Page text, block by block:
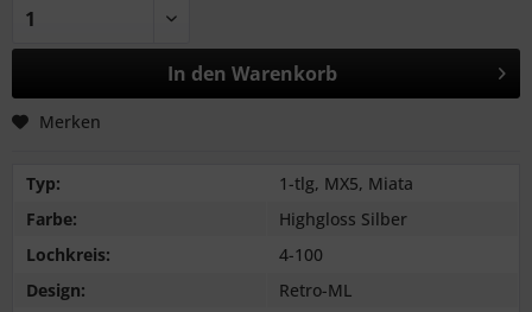
In den Warenkorb
Merken
Typ:
1-tlg, MX5, Miata
Farbe:
Highgloss Silber
Lochkreis:
4-100
Design:
Retro-ML